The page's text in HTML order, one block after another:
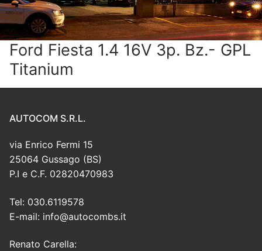
Ford Fiesta 1.4 16V 3p. Bz.- GPL
Titanium
AUTOCOM S.R.L.
via Enrico Fermi 15
25064 Gussago (BS)
P.I e C.F. 02820470983
Tel: 030.6119578
E-mail: info@autocombs.it
Renato Carella: